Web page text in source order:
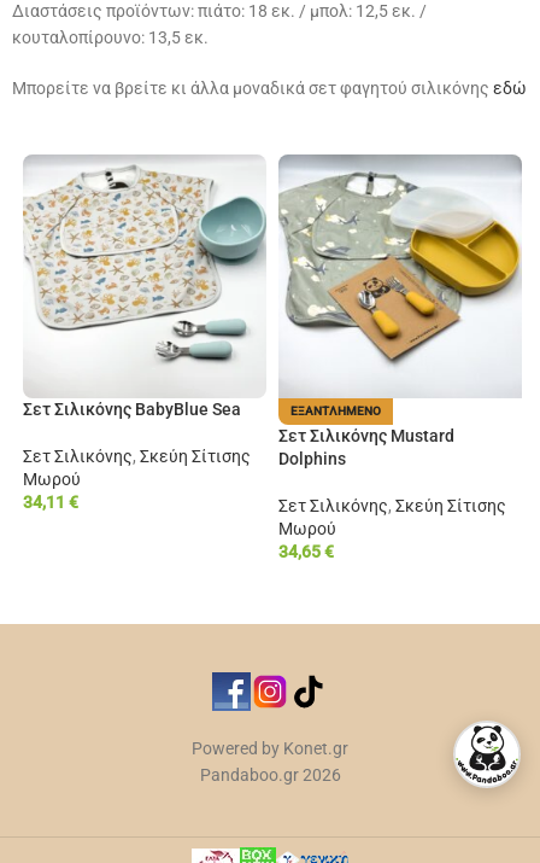
Διαστάσεις προϊόντων: πιάτο: 18 εκ. / μπολ: 12,5 εκ. /
κουταλοπίρουνο: 13,5 εκ.
Μπορείτε να βρείτε κι άλλα μοναδικά σετ φαγητού σιλικόνης εδώ
Σετ Σιλικόνης BabyBlue Sea
Σετ Σιλικόνης, Σκεύη Σίτισης
Μωρού
34,11 €
ΕΞΑΝΤΛΗΜΈΝΟ
Σετ Σιλικόνης Mustard
Dolphins
Σετ Σιλικόνης, Σκεύη Σίτισης
Μωρού
34,65€
Powered by Konet.gr
Pandaboo.gr 2026